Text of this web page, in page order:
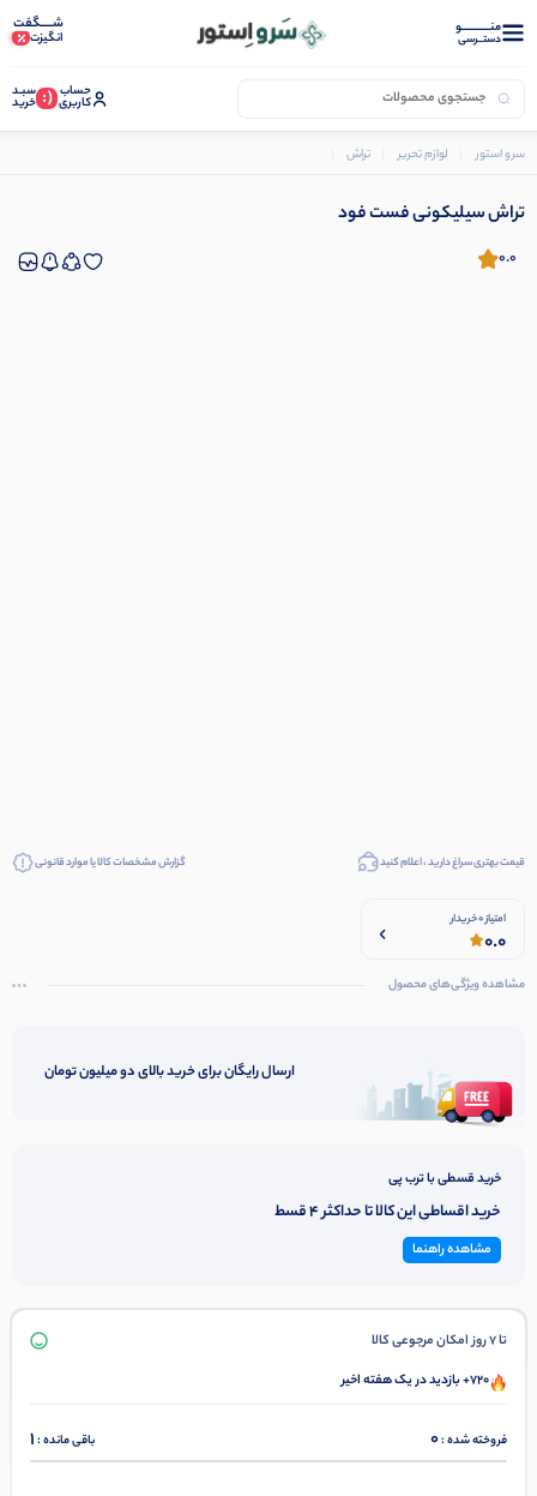
منــــــــــــو
دستــرسی
شـــــگفت
انگیزت
حساب
کاربری (: سبـد
خرید
سرو استور لوازم تحریر تراش
تراش سیلیکونی فست فود
0.0
قیمت بهتری سراغ دارید ، اعلام کنید گزارش مشخصات کالا یا موارد قانونی
امتیاز 0 خریدار
0.0
مشاهده ویژگی‌های محصول
ارسال رایگان برای خرید بالای دو میلیون تومان
خرید قسطی با ترب پی
خرید اقساطی این کالا تا حداکثر 4 قسط
مشاهده راهنما
تا 7 روز امکان مرجوعی کالا
720+ بازدید در یک هفته اخیر
فروخته شده :0 باقی مانده :1